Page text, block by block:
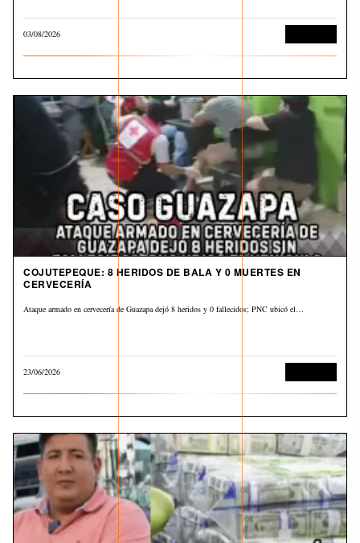
03/08/2026
COJUTEPEQUE: 8 HERIDOS DE BALA Y 0 MUERTES EN
CERVECERÍA
Ataque armado en cervecería de Guazapa dejó 8 heridos y 0 fallecidos; PNC ubicó el…
23/06/2026